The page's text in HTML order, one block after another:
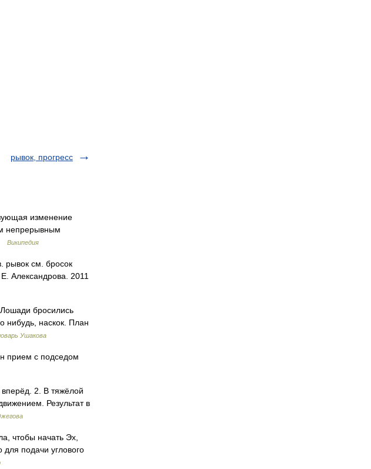
рывок, прогресс
изменение
непрерывным
Википедия
рывок см. бросок
Александрова. 2011
бросились
нибудь, наскок. План
Ушакова
прием с подседом
2. В тяжёлой
Результат в
чтобы начать Эх,
для подачи углового